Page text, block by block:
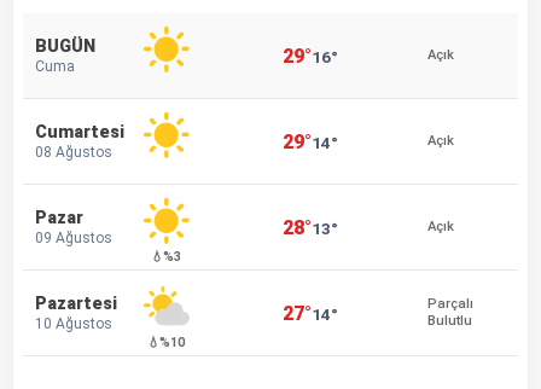
BUGÜN
Cuma 29°16° Açık
Cumartesi
08 Ağustos 29°14° Açık
Pazar
09 Ağustos
💧%3
28°13° Açık
Pazartesi
10 Ağustos
💧%10
27°14°
Parçalı
Bulutlu